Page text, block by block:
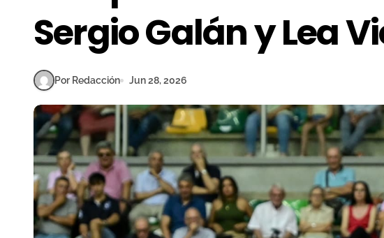
Sergio Galán y Lea
Por Redacción Jun 28, 2026